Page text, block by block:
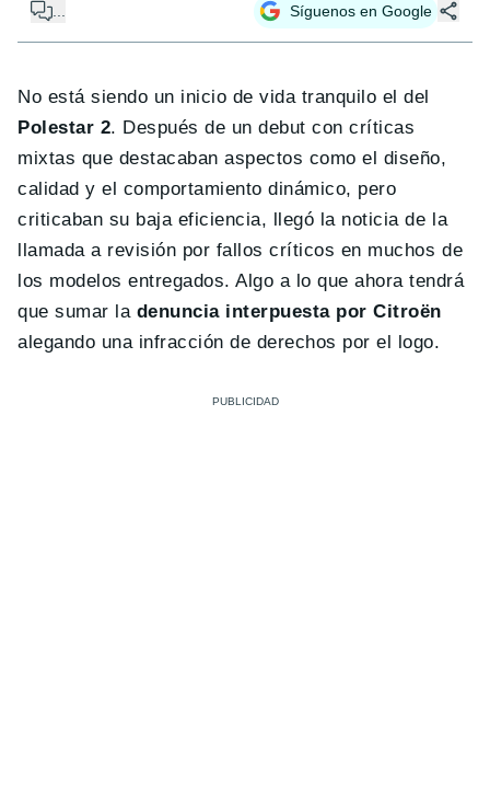
Síguenos en Google
No está siendo un inicio de vida tranquilo el del
Polestar 2. Después de un debut con críticas
mixtas que destacaban aspectos como el diseño,
calidad y el comportamiento dinámico, pero
criticaban su baja eficiencia, llegó la noticia de la
llamada a revisión por fallos críticos en muchos de
los modelos entregados. Algo a lo que ahora tendrá
que sumar la denuncia interpuesta por Citroën
alegando una infracción de derechos por el logo.